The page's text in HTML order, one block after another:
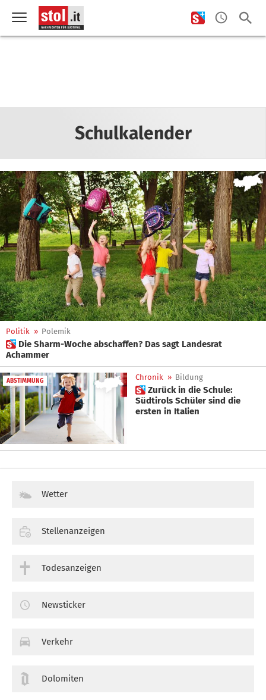
Schulkalender
Politik » Polemik
 Die Sharm-Woche abschaffen? Das sagt Landesrat
Achammer
ABSTIMMUNG Chronik » Bildung
 Zurück in die Schule:
Südtirols Schüler sind die
ersten in Italien
Wetter
Stellenanzeigen
Todesanzeigen
Newsticker
Verkehr
Dolomiten